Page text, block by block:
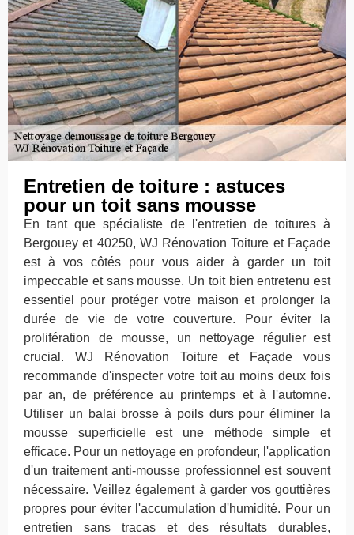
Entretien de toiture : astuces
pour un toit sans mousse
En tant que spécialiste de l'entretien de toitures à
Bergouey et 40250, WJ Rénovation Toiture et Façade
est à vos côtés pour vous aider à garder un toit
impeccable et sans mousse. Un toit bien entretenu est
essentiel pour protéger votre maison et prolonger la
durée de vie de votre couverture. Pour éviter la
prolifération de mousse, un nettoyage régulier est
crucial. WJ Rénovation Toiture et Façade vous
recommande d'inspecter votre toit au moins deux fois
par an, de préférence au printemps et à l'automne.
Utiliser un balai brosse à poils durs pour éliminer la
mousse superficielle est une méthode simple et
efficace. Pour un nettoyage en profondeur, l'application
d'un traitement anti-mousse professionnel est souvent
nécessaire. Veillez également à garder vos gouttières
propres pour éviter l'accumulation d'humidité. Pour un
entretien sans tracas et des résultats durables,